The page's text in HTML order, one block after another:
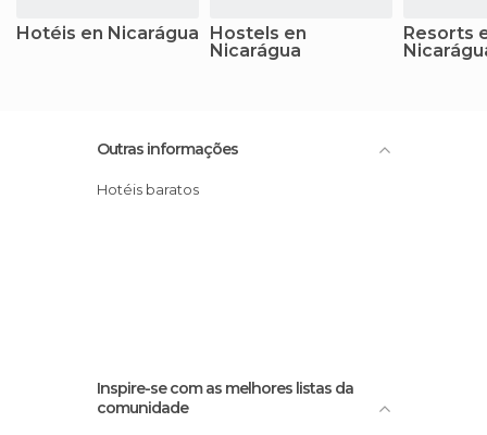
Hotéis en Nicarágua
Hostels en
Nicarágua
Resorts
Outras informações
Hotéis baratos
Inspire-se com as melhores listas da
comunidade